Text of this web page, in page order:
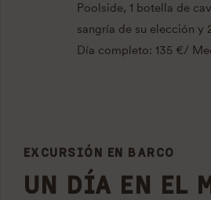
Poolside, 1 botella de
sangría de su elección y
Día completo: 135 €/
EXCURSIÓN EN BARCO
UN DÍA EN EL